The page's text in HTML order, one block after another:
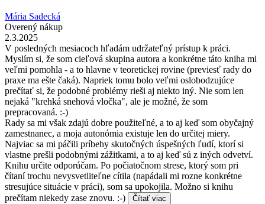
Mária Sadecká
Overený nákup
2.3.2025
V posledných mesiacoch hľadám udržateľný prístup k práci.
Myslím si, že som cieľová skupina autora a konkrétne táto kniha mi
veľmi pomohla - a to hlavne v teoretickej rovine (previesť rady do
praxe ma ešte čaká). Napriek tomu bolo veľmi oslobodzujúce
prečítať si, že podobné problémy rieši aj niekto iný. Nie som len
nejaká "krehká snehová vločka", ale je možné, že som
prepracovaná. :-)
Rady sa mi však zdajú dobre použiteľné, a to aj keď som obyčajný
zamestnanec, a moja autonómia existuje len do určitej miery.
Najviac sa mi páčili príbehy skutočných úspešných ľudí, ktorí si
vlastne prešli podobnými zážitkami, a to aj keď sú z iných odvetví.
Knihu určite odporúčam. Po počiatočnom strese, ktorý som pri
čítaní trochu nevysvetliteľne cítila (napádali mi rozne konkrétne
stresujúce situácie v práci), som sa upokojila. Možno si knihu
prečítam niekedy zase znovu. :-)
Čítať viac